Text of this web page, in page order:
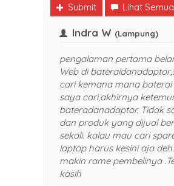
Submit Lihat Semua
Frank(Balikpapan)
Senang sekali belanja di
bateraidanadaptor. Harganya
bersaing dan pelayanan yang
diberikan TOP banget. Sukses selalu
dan akan saya rekomendasikan
kepada teman dan kerabat saya.